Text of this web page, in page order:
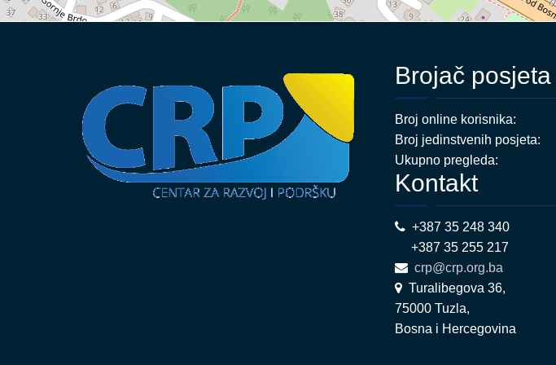
Brojač posjeta
Broj online korisnika:
Broj jedinstvenih posjeta:
Ukupno pregleda:
Kontakt
+387 35 248 340
+387 35 255 217
crp@crp.org.ba
Turalibegova 36,
75000 Tuzla,
Bosna i Hercegovina